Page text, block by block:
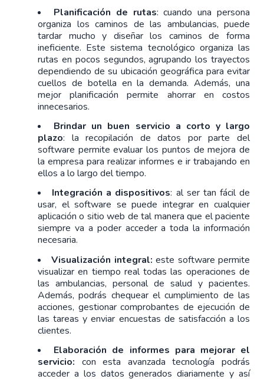
Planificación de rutas: cuando una persona
organiza los caminos de las ambulancias, puede
tardar mucho y diseñar los caminos de forma
ineficiente. Este sistema tecnológico organiza las
rutas en pocos segundos, agrupando los trayectos
dependiendo de su ubicación geográfica para evitar
cuellos de botella en la demanda. Además, una
mejor planificación permite ahorrar en costos
innecesarios.
Brindar un buen servicio a corto y largo
plazo: la recopilación de datos por parte del
software permite evaluar los puntos de mejora de
la empresa para realizar informes e ir trabajando en
ellos a lo largo del tiempo.
Integración a dispositivos: al ser tan fácil de
usar, el software se puede integrar en cualquier
aplicación o sitio web de tal manera que el paciente
siempre va a poder acceder a toda la información
necesaria.
Visualización integral: este software permite
visualizar en tiempo real todas las operaciones de
las ambulancias, personal de salud y pacientes.
Además, podrás chequear el cumplimiento de las
acciones, gestionar comprobantes de ejecución de
las tareas y enviar encuestas de satisfacción a los
clientes.
Elaboración de informes para mejorar el
servicio: con esta avanzada tecnología podrás
acceder a los datos generados diariamente y así